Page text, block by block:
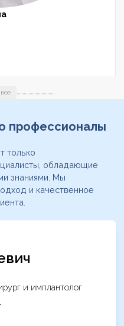
профессионалы
только
обладающие
знаниями. Мы
и качественное
и имплантолог